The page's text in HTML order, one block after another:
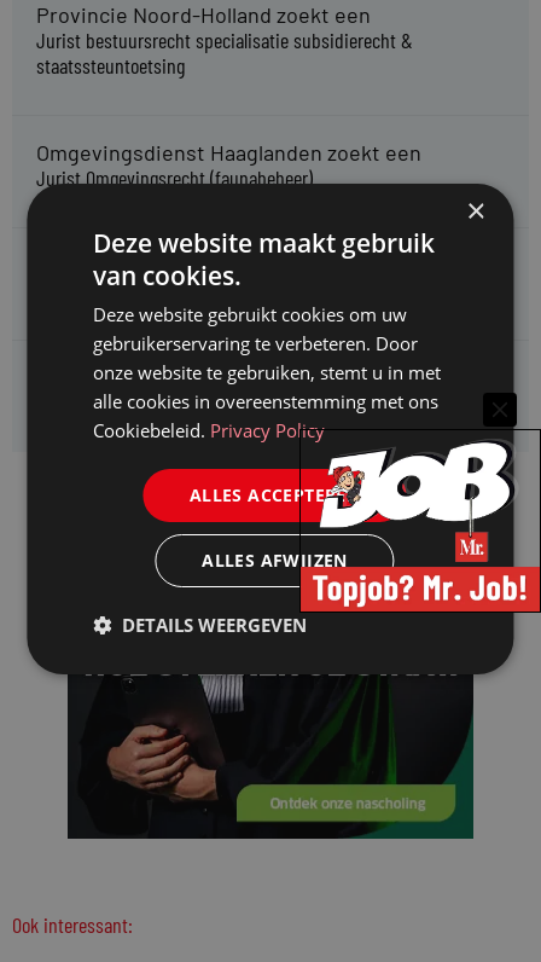
Provincie Noord-Holland zoekt een
Jurist bestuursrecht specialisatie subsidierecht &
staatssteuntoetsing
Omgevingsdienst Haaglanden zoekt een
Jurist Omgevingsrecht (faunabeheer)
Enexis zoekt een
Rentmeester midden- en hoogspanning
Enexis zoekt een
Jurist ruimtelijke planvorming
Ook interessant:
×
Deze website maakt gebruik
van cookies.
Deze website gebruikt cookies om uw
gebruikerservaring te verbeteren. Door
onze website te gebruiken, stemt u in met
alle cookies in overeenstemming met ons
Cookiebeleid. Privacy Policy
ALLES ACCEPTEREN
ALLES AFWIJZEN
DETAILS WEERGEVEN